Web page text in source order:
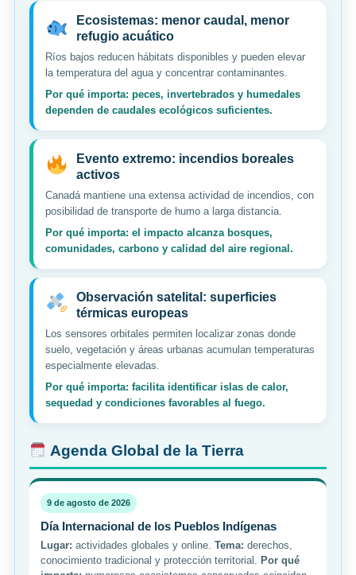
Ecosistemas: menor caudal, menor
refugio acuático
Ríos bajos reducen hábitats disponibles y pueden elevar
la temperatura del agua y concentrar contaminantes.
Por qué importa: peces, invertebrados y humedales
dependen de caudales ecológicos suficientes.
Evento extremo: incendios boreales
activos
Canadá mantiene una extensa actividad de incendios, con
posibilidad de transporte de humo a larga distancia.
Por qué importa: el impacto alcanza bosques,
comunidades, carbono y calidad del aire regional.
Observación satelital: superficies
térmicas europeas
Los sensores orbitales permiten localizar zonas donde
suelo, vegetación y áreas urbanas acumulan temperaturas
especialmente elevadas.
Por qué importa: facilita identificar islas de calor,
sequedad y condiciones favorables al fuego.
Agenda Global de la Tierra
9 de agosto de 2026
Día Internacional de los Pueblos Indígenas
Lugar: actividades globales y online. Tema: derechos,
conocimiento tradicional y protección territorial.
Por qué